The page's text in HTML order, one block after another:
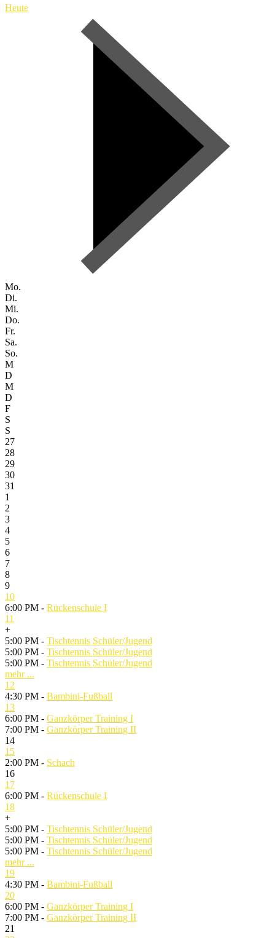
Heute
Mo.
Di.
Mi.
Do.
Fr.
Sa.
So.
M
D
M
D
F
S
S
27
28
29
30
31
1
2
3
4
5
6
7
8
9
10
6:00 PM - Rückenschule I
11
+
5:00 PM - Tischtennis Schüler/Jugend
5:00 PM - Tischtennis Schüler/Jugend
5:00 PM - Tischtennis Schüler/Jugend
mehr ...
12
4:30 PM - Bambini-Fußball
13
6:00 PM - Ganzkörper Training I
7:00 PM - Ganzkörper Training II
14
15
2:00 PM - Schach
16
17
6:00 PM - Rückenschule I
18
+
5:00 PM - Tischtennis Schüler/Jugend
5:00 PM - Tischtennis Schüler/Jugend
5:00 PM - Tischtennis Schüler/Jugend
mehr ...
19
4:30 PM - Bambini-Fußball
20
6:00 PM - Ganzkörper Training I
7:00 PM - Ganzkörper Training II
21